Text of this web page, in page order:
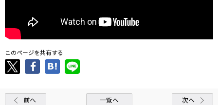
このページを共有する
前へ 一覧へ 次へ